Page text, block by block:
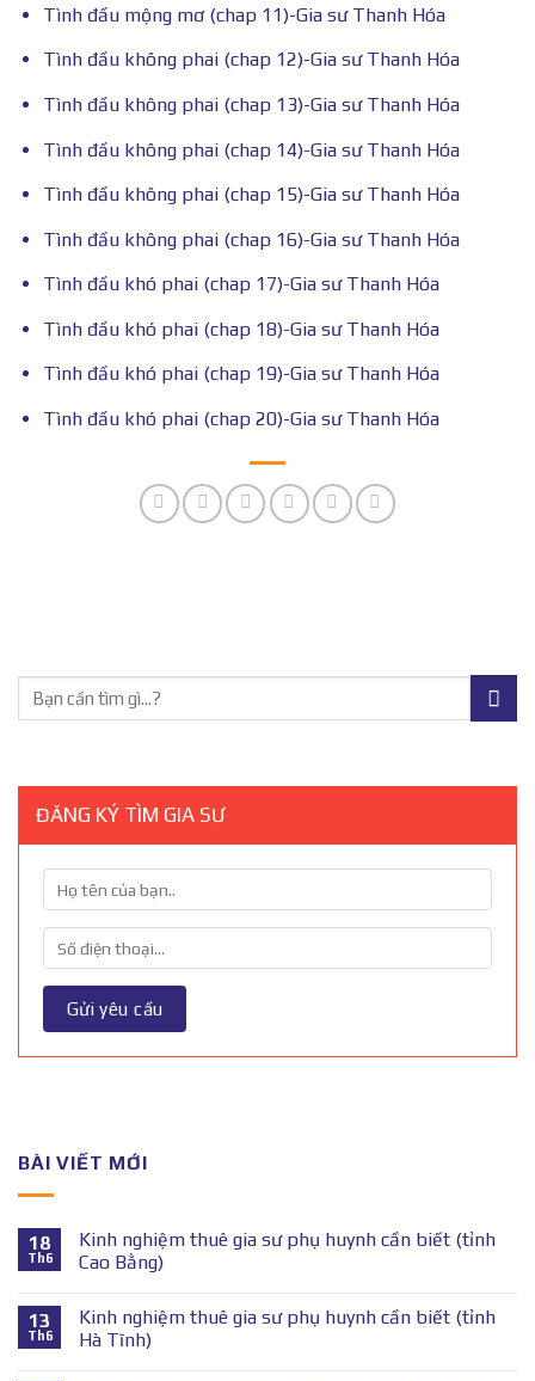
Tình đầu mộng mơ (chap 11)-Gia sư Thanh Hóa
Tình đầu không phai (chap 12)-Gia sư Thanh Hóa
Tình đầu không phai (chap 13)-Gia sư Thanh Hóa
Tình đầu không phai (chap 14)-Gia sư Thanh Hóa
Tình đầu không phai (chap 15)-Gia sư Thanh Hóa
Tình đầu không phai (chap 16)-Gia sư Thanh Hóa
Tình đầu khó phai (chap 17)-Gia sư Thanh Hóa
Tình đầu khó phai (chap 18)-Gia sư Thanh Hóa
Tình đầu khó phai (chap 19)-Gia sư Thanh Hóa
Tình đầu khó phai (chap 20)-Gia sư Thanh Hóa
ĐĂNG KÝ TÌM GIA SƯ
BÀI VIẾT MỚI
18
Th6
Kinh nghiệm thuê gia sư phụ huynh cần biết (tỉnh
Cao Bằng)
13
Th6
Kinh nghiệm thuê gia sư phụ huynh cần biết (tỉnh
Hà Tĩnh)